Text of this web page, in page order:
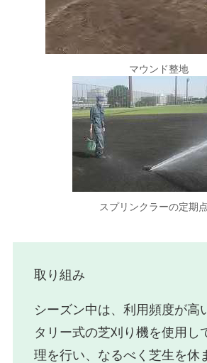
マウンド整地
スプリンクラーの定期
取り組み
シーズン中は、利用頻度が高
タリー式の芝刈り機を使用し
理を行い、なるべく芝生を休